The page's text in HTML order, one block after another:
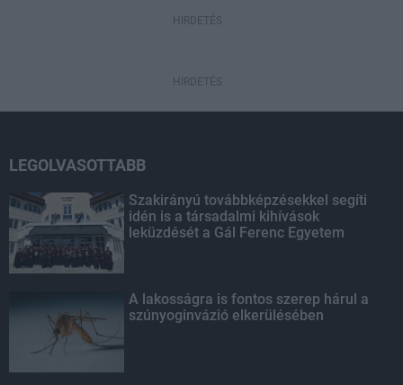
HIRDETÉS
HIRDETÉS
LEGOLVASOTTABB
Szakirányú továbbképzésekkel segíti
idén is a társadalmi kihívások
leküzdését a Gál Ferenc Egyetem
A lakosságra is fontos szerep hárul a
szúnyoginvázió elkerülésében